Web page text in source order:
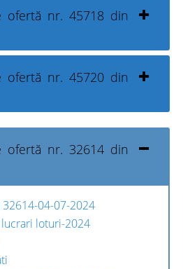
ofertă nr. 45718 din
ofertă nr. 45720 din
ofertă nr. 32614 din
04-07-2024
loturi-2024